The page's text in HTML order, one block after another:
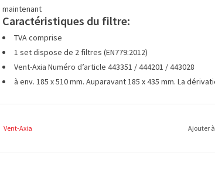
maintenant
Caractéristiques du filtre:
TVA comprise
1 set dispose de 2 filtres (EN779:2012)
Vent-Axia Numéro d’article 443351 / 444201 / 443028
à env. 185 x 510 mm. Auparavant 185 x 435 mm. La
Vent-Axia Ajouter